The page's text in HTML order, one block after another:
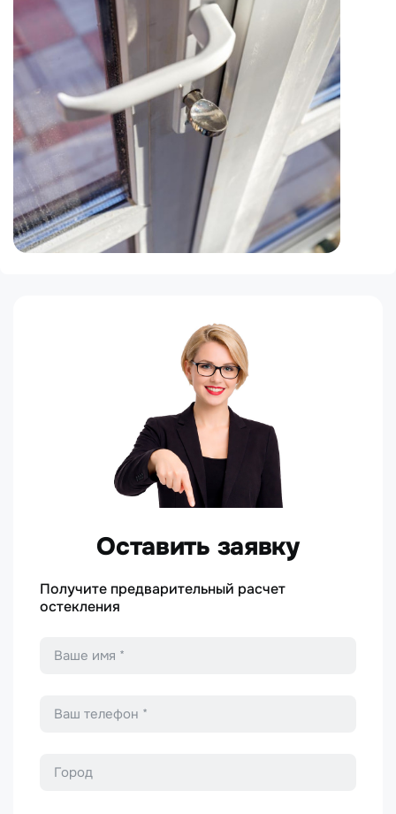
Оставить заявку
Получите предварительный расчет
остекления
Имя
Телефон
Город